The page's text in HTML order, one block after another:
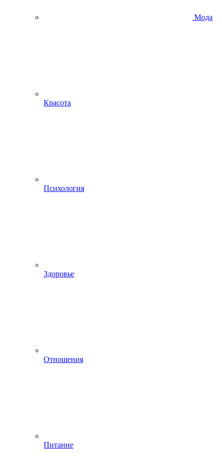
Мода
Красота
Психология
Здоровье
Отношения
Питание